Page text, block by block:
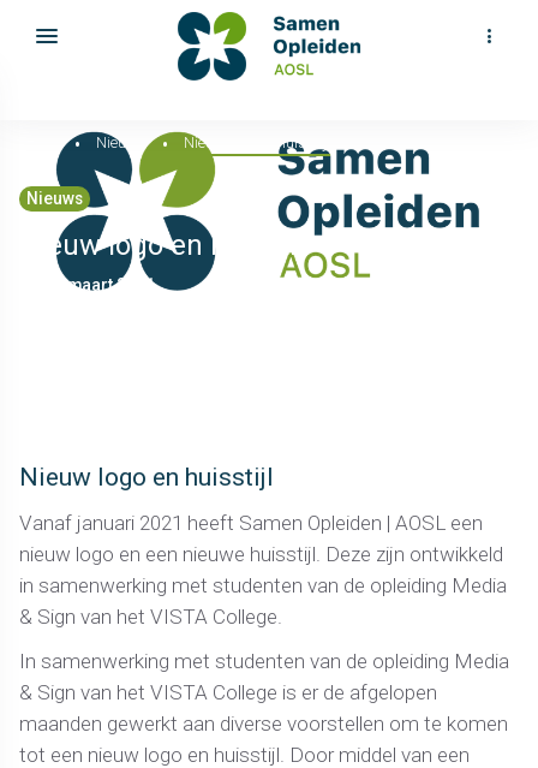
Nieuws Nieuw logo en huisstijl
Nieuws
Nieuw logo en huisstijl
05 maart 2021
Nieuw logo en huisstijl
Vanaf januari 2021 heeft Samen Opleiden | AOSL een
nieuw logo en een nieuwe huisstijl. Deze zijn ontwikkeld
in samenwerking met studenten van de opleiding Media
& Sign van het VISTA College.
In samenwerking met studenten van de opleiding Media
& Sign van het VISTA College is er de afgelopen
maanden gewerkt aan diverse voorstellen om te komen
tot een nieuw logo en huisstijl. Door middel van een